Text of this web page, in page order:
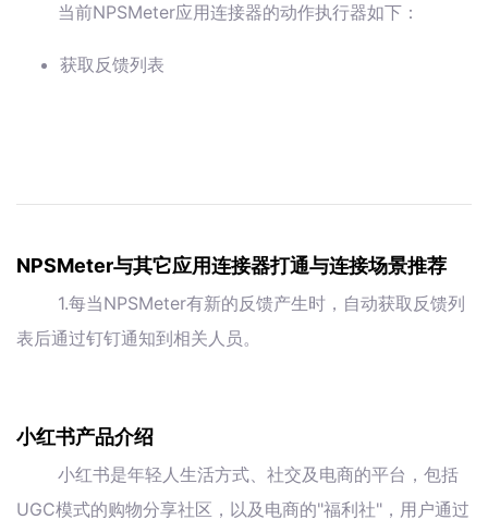
当前NPSMeter应用连接器的动作执行器如下：
获取反馈列表
NPSMeter与其它应用连接器打通与连接场景推荐
1.每当NPSMeter有新的反馈产生时，自动获取反馈列
表后通过钉钉通知到相关人员。
小红书产品介绍
小红书是年轻人生活方式、社交及电商的平台，包括
UGC模式的购物分享社区，以及电商的"福利社"，用户通过